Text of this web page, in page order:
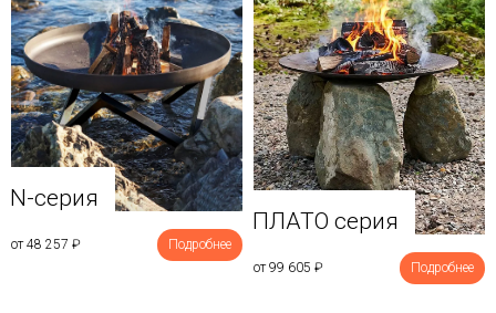
N-серия
от 48 257 ₽ Подробнее
ПЛАТО серия
от 99 605 ₽ Подробнее